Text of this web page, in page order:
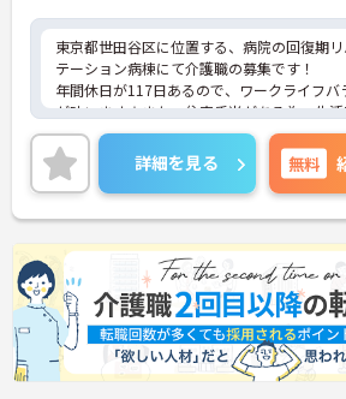
東京都世田谷区に位置する、病院の回復期リ
テーション病棟にて介護職の募集です！
年間休日が117日あるので、ワークライフバ
が叶います☆また、住宅手当がある為、生
担を軽減し、安心して長く勤務していただ
さらに、駅から徒歩1分の好立地なので通勤
くです◎ご興味のある方には、面接対策ポイ
ど、さらに詳細をお話しいたしますのでお
相談ください！
詳細を見る 無料